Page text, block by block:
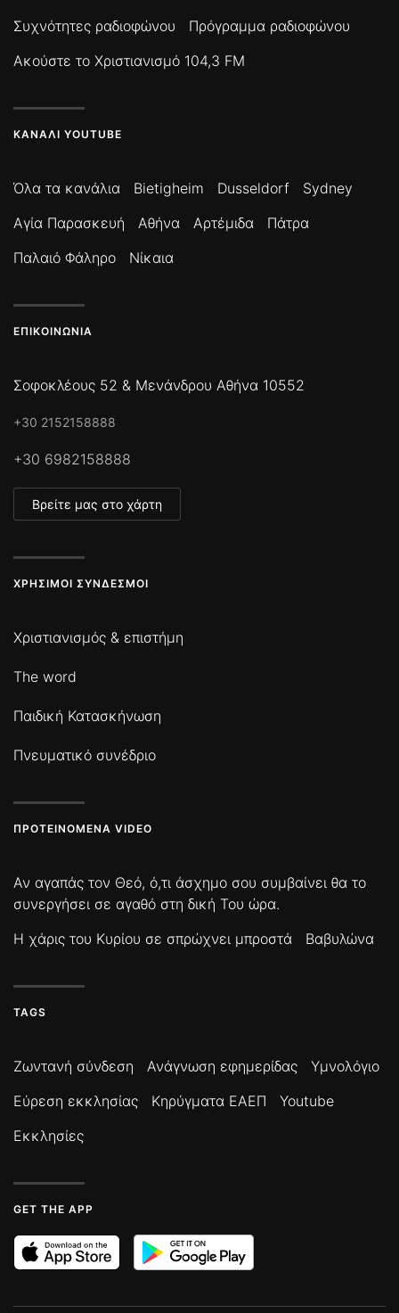
Συχνότητες ραδιοφώνου
Πρόγραμμα ραδιοφώνου
Ακούστε το Χριστιανισμό 104,3 FM
ΚΑΝΆΛΙ YOUTUBE
Όλα τα κανάλια Bietigheim Dusseldorf
Sydney
Αγία Παρασκευή
Αθήνα Αρτέμιδα
Πάτρα
Παλαιό Φάληρο
Νίκαια
ΕΠΙΚΟΙΝΩΝΊΑ
Σοφοκλέους 52 & Μενάνδρου Αθήνα 10552
+30 2152158888
+30 6982158888
Βρείτε μας στο χάρτη
ΧΡΉΣΙΜΟΙ ΣΎΝΔΕΣΜΟΙ
Χριστιανισμός & επιστήμη
The word
Παιδική Κατασκήνωση
Πνευματικό συνέδριο
ΠΡΟΤΕΙΝΌΜΕΝΑ VIDEO
Αν αγαπάς τον Θεό, ό,τι άσχημο σου συμβαίνει θα το
συνεργήσει σε αγαθό στη δική Του ώρα.
Η χάρις του Κυρίου σε σπρώχνει μπροστά
Βαβυλώνα
TAGS
Ζωντανή σύνδεση Ανάγνωση εφημερίδας
Υμνολόγιο
Εύρεση εκκλησίας
Κηρύγματα ΕΑΕΠ
Youtube
Εκκλησίες
GET THE APP